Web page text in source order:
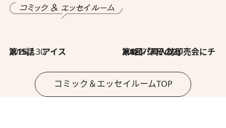
2026.7.30
第15話 アイス 2026.7.30
第8回「同人誌即売会にチャレンジ その2」
コミック＆エッセイルームTOP